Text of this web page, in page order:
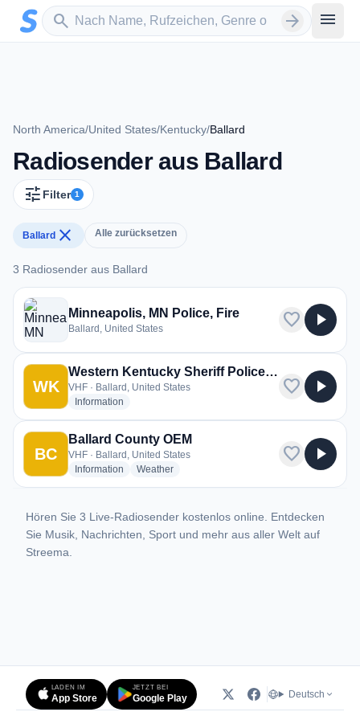
Zum Hauptinhalt springen
search
Sender suchen arrow_forward menu
North America/United States/Kentucky/Ballard
Radiosender aus Ballard
tune Filter 1
Ballard close Alle zurücksetzen
3 Radiosender aus Ballard
3 Radiosender aus Ballard
Minneapolis, MN Police, Fire
Ballard, United States favorite play_arrow
WK
Western Kentucky Sheriff Police Fire and EMS
VHF · Ballard, United States
Information
favorite play_arrow
BC
Ballard County OEM
VHF · Ballard, United States
Information radio stations
Weatherradio stations
favorite play_arrow
Hören Sie 3 Live-Radiosender kostenlos online. Entdecken
Sie Musik, Nachrichten, Sport und mehr aus aller Welt auf
Streema.
LADEN IM
App Store
JETZT BEI
Google Play Deutsch